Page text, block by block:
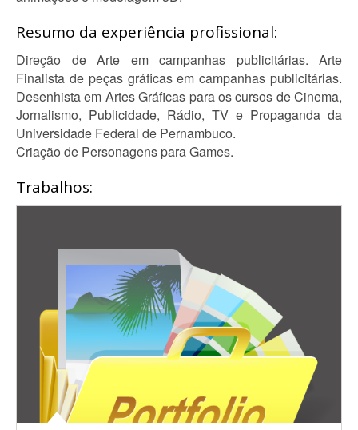
Resumo da experiência profissional:
Direção de Arte em campanhas publicitárias. Arte
Finalista de peças gráficas em campanhas publicitárias.
Desenhista em Artes Gráficas para os cursos de Cinema,
Jornalismo, Publicidade, Rádio, TV e Propaganda da
Universidade Federal de Pernambuco.
Criação de Personagens para Games.
Trabalhos: